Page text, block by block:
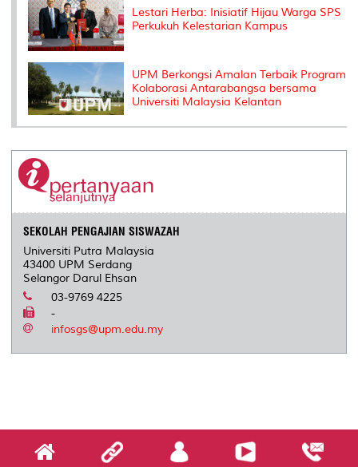
Lestari Herba: Inisiatif Hijau Warga SPS
Perkukuh Kelestarian Kampus
UPM Berkongsi Amalan Terbaik Program
Kolaborasi Antarabangsa bersama
Universiti Malaysia Kelantan
SEKOLAH PENGAJIAN SISWAZAH
Universiti Putra Malaysia
43400 UPM Serdang
Selangor Darul Ehsan
03-9769 4225
-
infosgs@upm.edu.my